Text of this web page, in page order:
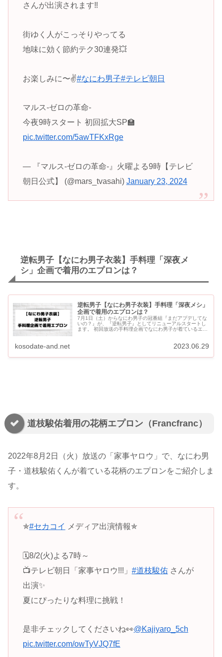
さんが出演されます‼️
街ゆく人がこっそりやってる
地味に効く節約テク30連発💥
お楽しみに〜✌️#なにわ男子#テレビ朝日
マルス-ゼロの革命-
今夜9時スタート 初回拡大SP🏫
pic.twitter.com/5awTFKxRge
— 『マルス-ゼロの革命-』火曜よる9時【テレビ
朝日公式】 (@mars_tvasahi) January 23, 2024
逆転男子【なにわ男子衣装】手料理「深夜メ
シ」企画で着用のエプロンは？
逆転男子【なにわ男子衣装】手料理「深夜メシ」
企画で着用のエプロンは？
7月1日（土）からなにわ男子の冠番組『まだアプデしてな
いの？』が、『逆転男子』としてリニューアルスタートし
ます。 初回放送の手料理企画でなにわ男子が着ているエプ
kosodate-and.net 2023.06.29
道枝駿佑着用の花柄エプロン（Francfranc）
2022年8月2日（火）放送の「家事ヤロウ」で、なにわ男
子・道枝駿佑くんが着ている花柄のエプロンをご紹介しま
す。
✯#セカコイ メディア出演情報✯
🗓️8/2(火)よる7時～
📺テレビ朝日「家事ヤロウ!!!」 #道枝駿佑さんが
出演✨
夏にぴったりな料理に挑戦！
是非チェックしてくださいね👀@Kajiyaro_5ch
pic.twitter.com/owTyVJQ7fE